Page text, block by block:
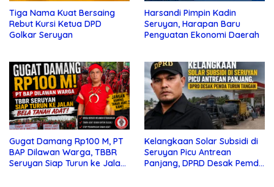
Tiga Nama Kuat Bersaing
Rebut Kursi Ketua DPD
Golkar Seruyan
Harsandi Pimpin Kadin
Seruyan, Harapan Baru
Penguatan Ekonomi Daerah
Gugat Damang Rp100 M, PT
BAP Dilawan Warga, TBBR
Seruyan Siap Turun ke Jalan
Kelangkaan Solar Subsidi di
Seruyan Picu Antrean
Panjang, DPRD Desak Pemda